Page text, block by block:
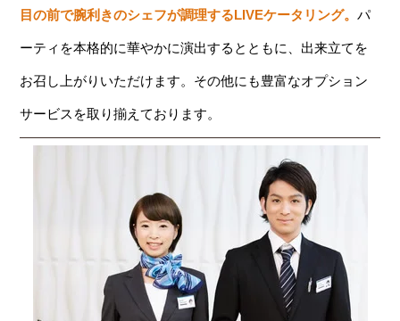
目の前で腕利きのシェフが調理するLIVEケータリング。パ
ーティを本格的に華やかに演出するとともに、出来立てを
お召し上がりいただけます。その他にも豊富なオプション
サービスを取り揃えております。